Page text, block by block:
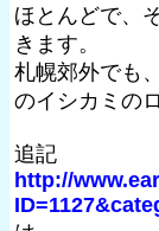
ほとんどで、
きます。
札幌郊外でも
のイシカミの
追記
http://